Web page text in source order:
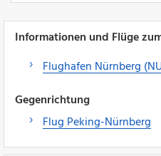
Informationen und Flüge
Flughafen Nürnberg
Gegenrichtung
Flug Peking-Nürnberg